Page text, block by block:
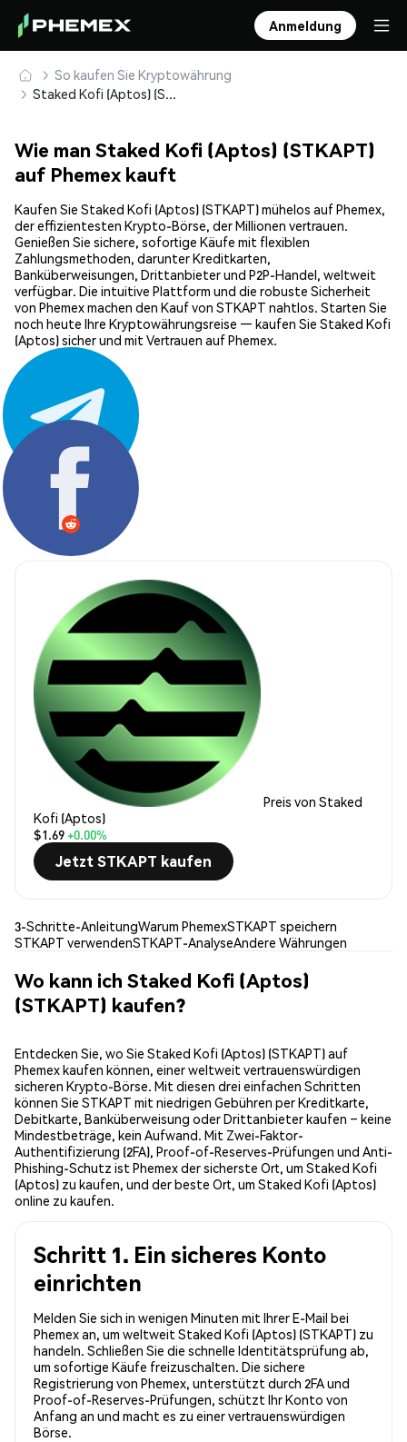
Anmeldung
So kaufen Sie Kryptowährung
Staked Kofi (Aptos) (STKAPT) sicher kaufen und speichern
Wie man Staked Kofi (Aptos) (STKAPT)
auf Phemex kauft
Kaufen Sie Staked Kofi (Aptos) (STKAPT) mühelos auf Phemex,
der effizientesten Krypto-Börse, der Millionen vertrauen.
Genießen Sie sichere, sofortige Käufe mit flexiblen
Zahlungsmethoden, darunter Kreditkarten,
Banküberweisungen, Drittanbieter und P2P-Handel, weltweit
verfügbar. Die intuitive Plattform und die robuste Sicherheit
von Phemex machen den Kauf von STKAPT nahtlos. Starten Sie
noch heute Ihre Kryptowährungsreise — kaufen Sie Staked Kofi
(Aptos) sicher und mit Vertrauen auf Phemex.
Teilen:
Preis von Staked
Kofi (Aptos)
$1.69+0.00%
Jetzt STKAPT kaufen
3-Schritte-AnleitungWarum PhemexSTKAPT speichern
STKAPT verwendenSTKAPT-AnalyseAndere Währungen
Wo kann ich Staked Kofi (Aptos)
(STKAPT) kaufen?
Entdecken Sie, wo Sie Staked Kofi (Aptos) (STKAPT) auf
Phemex kaufen können, einer weltweit vertrauenswürdigen
sicheren Krypto-Börse. Mit diesen drei einfachen Schritten
können Sie STKAPT mit niedrigen Gebühren per Kreditkarte,
Debitkarte, Banküberweisung oder Drittanbieter kaufen – keine
Mindestbeträge, kein Aufwand. Mit Zwei-Faktor-
Authentifizierung (2FA), Proof-of-Reserves-Prüfungen und Anti-
Phishing-Schutz ist Phemex der sicherste Ort, um Staked Kofi
(Aptos) zu kaufen, und der beste Ort, um Staked Kofi (Aptos)
online zu kaufen.
Schritt 1. Ein sicheres Konto
einrichten
Melden Sie sich in wenigen Minuten mit Ihrer E-Mail bei
Phemex an, um weltweit Staked Kofi (Aptos) (STKAPT) zu
handeln. Schließen Sie die schnelle Identitätsprüfung ab,
um sofortige Käufe freizuschalten. Die sichere
Registrierung von Phemex, unterstützt durch 2FA und
Proof-of-Reserves-Prüfungen, schützt Ihr Konto von
Anfang an und macht es zu einer vertrauenswürdigen
Börse.